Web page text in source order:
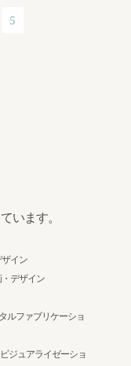
5
います。
イン
デザイン
ルファブリケーショ
ジュアライゼーショ